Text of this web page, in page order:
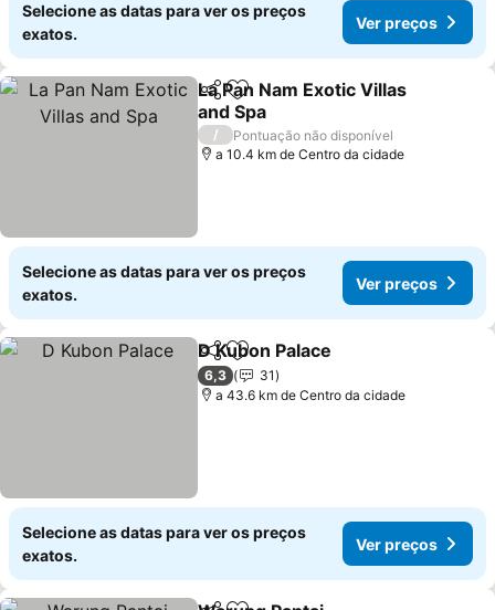
Selecione as datas para ver os preços
exatos.
Ver preços
PartilharAdicionar aos favoritos
La Pan Nam Exotic Villas
and Spa
/
Pontuação não disponível
a 10.4 km de Centro da cidade
Selecione as datas para ver os preços
exatos.
Ver preços
PartilharAdicionar aos favoritos
D Kubon Palace
6,3
31
a 43.6 km de Centro da cidade
Selecione as datas para ver os preços
exatos.
Ver preços